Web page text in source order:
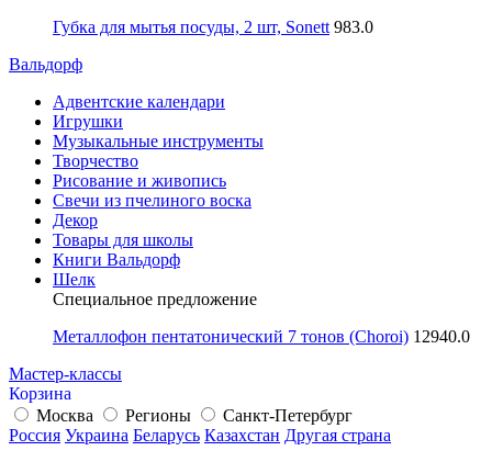
Губка для мытья посуды, 2 шт, Sonett 983.0
Вальдорф
Адвентские календари
Игрушки
Музыкальные инструменты
Творчество
Рисование и живопись
Свечи из пчелиного воска
Декор
Товары для школы
Книги Вальдорф
Шелк
Специальное предложение
Металлофон пентатонический 7 тонов (Choroi) 12940.0
Мастер-классы
Корзина
Москва
Регионы
Санкт-Петербург
Россия Украина Беларусь Казахстан Другая страна